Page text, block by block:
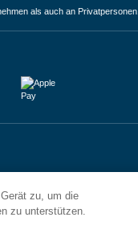
als auch an Privatpersonen.
zu, um die
zu unterstützen.